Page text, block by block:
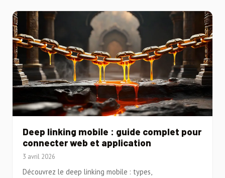
Deep linking mobile : guide complet pour
connecter web et application
3 avril 2026
Découvrez le deep linking mobile : types,